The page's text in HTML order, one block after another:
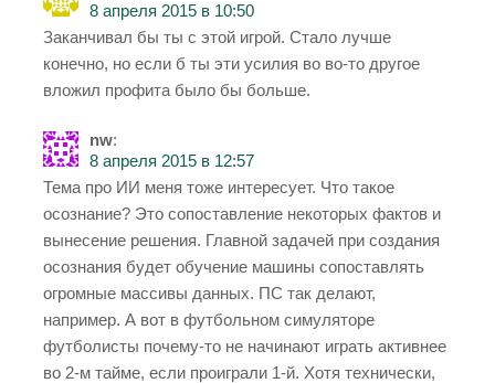
8 апреля 2015 в 10:50
Заканчивал бы ты с этой игрой. Стало лучше
конечно, но если б ты эти усилия во во-то другое
вложил профита было бы больше.
nw:
8 апреля 2015 в 12:57
Тема про ИИ меня тоже интересует. Что такое
осознание? Это сопоставление некоторых фактов и
вынесение решения. Главной задачей при создания
осознания будет обучение машины сопоставлять
огромные массивы данных. ПС так делают,
например. А вот в футбольном симуляторе
футболисты почему-то не начинают играть активнее
во 2-м тайме, если проиграли 1-й. Хотя технически,